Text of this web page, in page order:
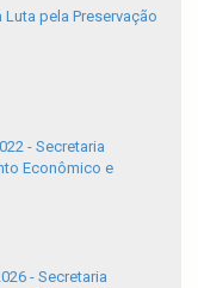
pela Preservação
- Secretaria
Econômico e
- Secretaria